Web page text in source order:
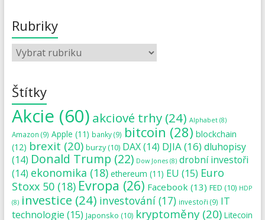
Rubriky
Štítky
Akcie (60) akciové trhy(24) Alphabet(8)
Amazon (9) Apple (11) banky(9) bitcoin (28) blockchain
(12) brexit (20) burzy(10) DAX(14) DJIA(16)dluhopisy
(14) Donald Trump (22) Dow Jones(8) drobní investoři
(14) ekonomika (18) ethereum (11) EU (15) Euro
Stoxx 50(18) Evropa (26) Facebook (13) FED (10) HDP
(8) investice (24) investování(17) investoři (9) IT
technologie (15) Japonsko (10) kryptoměny(20) Litecoin